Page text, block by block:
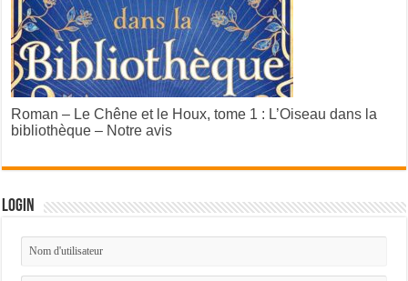
Roman – Le Chêne et le Houx, tome 1 : L’Oiseau dans la
bibliothèque – Notre avis
Login